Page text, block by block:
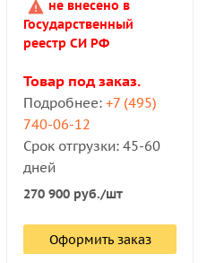
купить портативные
производителя, наличие
в карточке товара.
страны.
не внесено в
Государственный
реестр СИ РФ
Товар под заказ.
Подробнее: +7 (495)
740-06-12
Срок отгрузки: 45-60
дней
270 900 руб./шт
Оформить заказ